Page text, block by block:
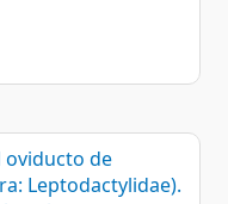
oviducto de
Leptodactylidae).